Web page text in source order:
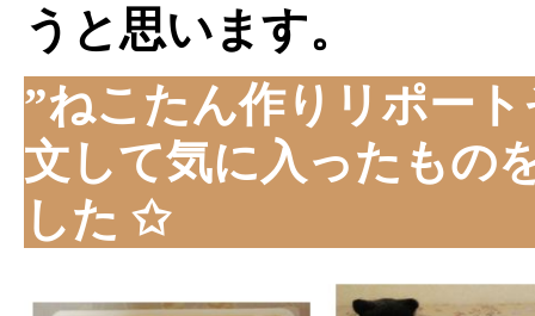
うと思います。
”ねこたん作りリポー
文して気に入ったもの
した ✩